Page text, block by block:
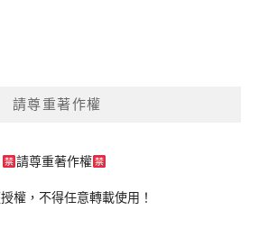
請尊重著作權
請尊重著作權
權，不得任意轉載使用！